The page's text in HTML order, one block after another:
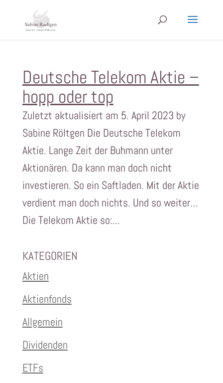
Deutsche Telekom Aktie –
hopp oder top
Zuletzt aktualisiert am 5. April 2023 by
Sabine Röltgen Die Deutsche Telekom
Aktie. Lange Zeit der Buhmann unter
Aktionären. Da kann man doch nicht
investieren. So ein Saftladen. Mit der Aktie
verdient man doch nichts. Und so weiter…
Die Telekom Aktie so:...
KATEGORIEN
Aktien
Aktienfonds
Allgemein
Dividenden
ETFs